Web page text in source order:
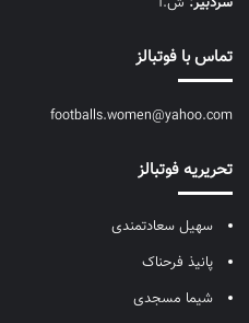
تماس با فوتبالز
footballs.women@yahoo.com
تحریریه فوتبالز
سهیل سعادتمندی
پانیذ فرحناک
شیما مسجدی